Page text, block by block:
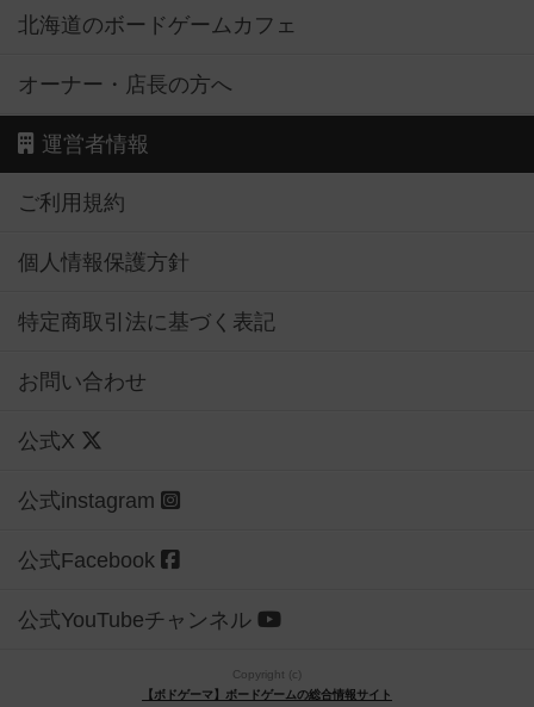
北海道のボードゲームカフェ
オーナー・店長の方へ
運営者情報
ご利用規約
個人情報保護方針
特定商取引法に基づく表記
お問い合わせ
公式X
公式instagram
公式Facebook
公式YouTubeチャンネル
Copyright (c)
【ボドゲーマ】ボードゲームの総合情報サイト